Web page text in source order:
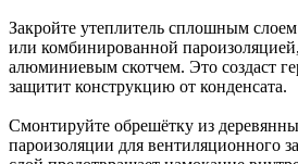
Закройте утеплитель сплошным
или комбинированной
алюминиевым скотчем. Это создаст
защитит конструкцию от конденсата.
Смонтируйте обрешётку из
пароизоляции для вентиляционного